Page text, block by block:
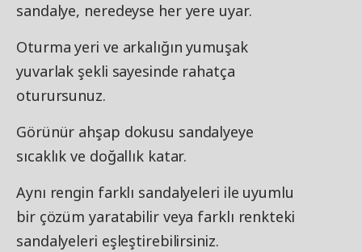
sandalye, neredeyse her yere uyar.
Oturma yeri ve arkalığın yumuşak
yuvarlak şekli sayesinde rahatça
oturursunuz.
Görünür ahşap dokusu sandalyeye
sıcaklık ve doğallık katar.
Aynı rengin farklı sandalyeleri ile uyumlu
bir çözüm yaratabilir veya farklı renkteki
sandalyeleri eşleştirebilirsiniz.